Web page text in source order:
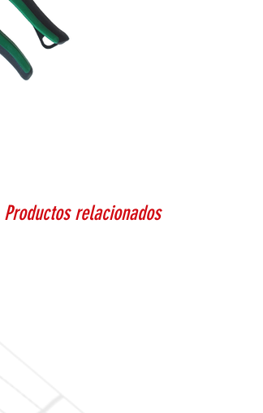
Productos relacionados